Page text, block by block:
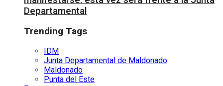
Departamental
Trending Tags
IDM
Junta Departamental de Maldonado
Maldonado
Punta del Este